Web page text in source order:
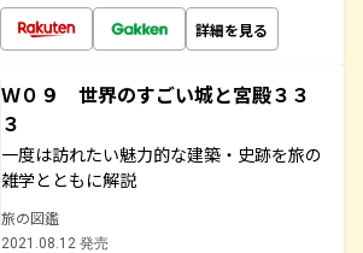
詳細を見る
Ｗ０９ 世界のすごい城と宮殿３３
３
一度は訪れたい魅力的な建築・史跡を旅の
雑学とともに解説
旅の図鑑
2021.08.12 発売